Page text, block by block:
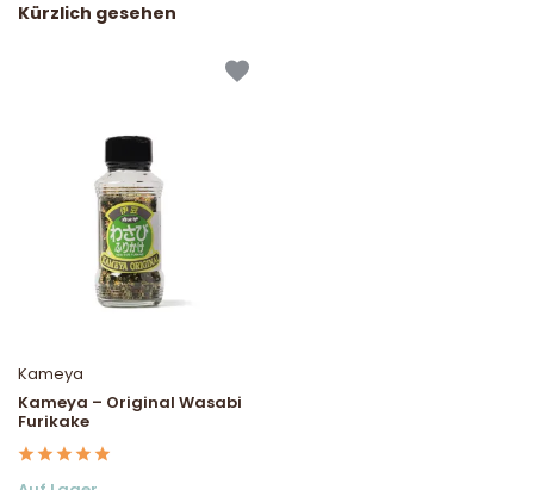
Kürzlich gesehen
Kameya
Kameya – Original Wasabi
Furikake